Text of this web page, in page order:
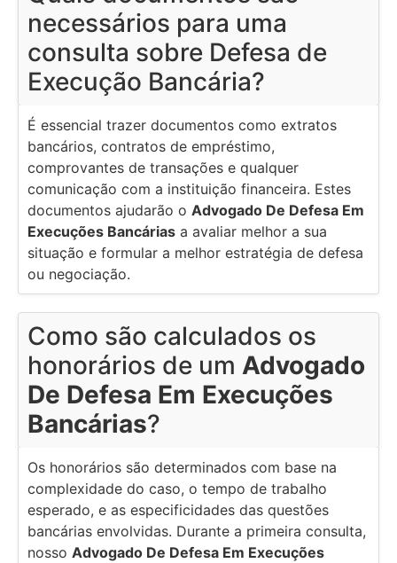
necessários para uma
consulta sobre Defesa de
Execução Bancária?
É essencial trazer documentos como extratos
bancários, contratos de empréstimo,
comprovantes de transações e qualquer
comunicação com a instituição financeira. Estes
documentos ajudarão o Advogado De Defesa Em
Execuções Bancárias a avaliar melhor a sua
situação e formular a melhor estratégia de defesa
ou negociação.
Como são calculados os
honorários de um Advogado
De Defesa Em Execuções
Bancárias?
Os honorários são determinados com base na
complexidade do caso, o tempo de trabalho
esperado, e as especificidades das questões
bancárias envolvidas. Durante a primeira consulta,
nosso Advogado De Defesa Em Execuções